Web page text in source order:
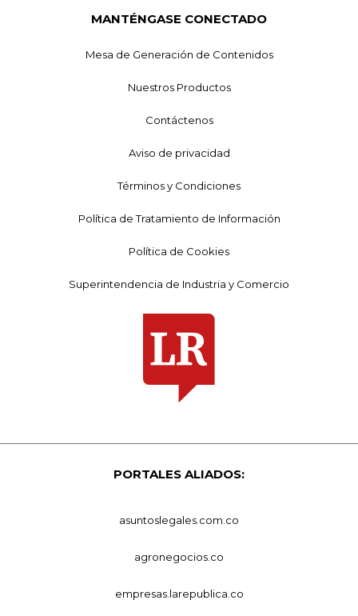
MANTÉNGASE CONECTADO
Mesa de Generación de Contenidos
Nuestros Productos
Contáctenos
Aviso de privacidad
Términos y Condiciones
Política de Tratamiento de Información
Política de Cookies
Superintendencia de Industria y Comercio
PORTALES ALIADOS:
asuntoslegales.com.co
agronegocios.co
empresas.larepublica.co